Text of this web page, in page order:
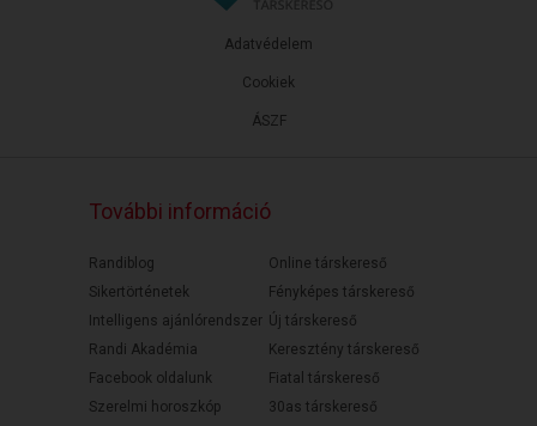
ÁSZF
Adatvédelem
Cookiek
További információ
Randiblog
Sikertörténetek
Intelligens ajánlórendszer
Randi Akadémia
Facebook oldalunk
Szerelmi horoszkóp
Online társkereső
Fényképes társkereső
Új társkereső
Keresztény társkereső
Fiatal társkereső
30as társkereső